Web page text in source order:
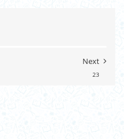
Next
23